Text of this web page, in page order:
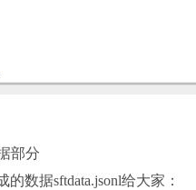
部分
数据sftdata.jsonl给大家：